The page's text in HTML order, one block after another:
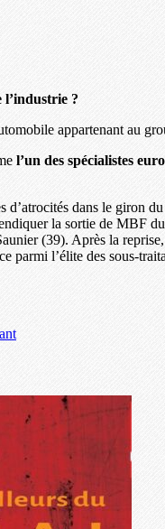
?
appartenant au
l’un des spécialistes
d’atrocités dans le giron
la sortie de MBF
(39). Après la reprise,
parmi l’élite des sous-